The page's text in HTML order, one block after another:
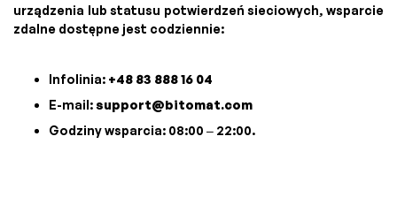
urządzenia lub statusu potwierdzeń sieciowych, wsparcie
zdalne dostępne jest codziennie:
Infolinia: +48 83 888 16 04
E-mail:support@bitomat.com
Godziny wsparcia: 08:00 – 22:00.